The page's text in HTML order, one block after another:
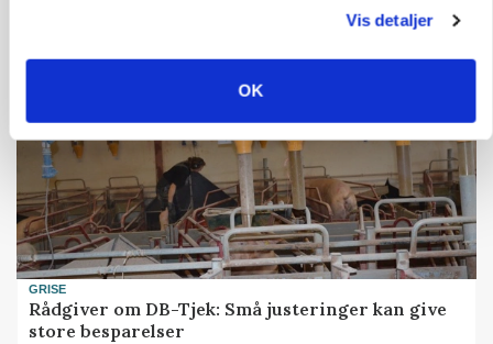
Vis detaljer
OK
GRISE
Rådgiver om DB-Tjek: Små justeringer kan give
store besparelser